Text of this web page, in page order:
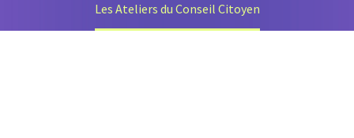
Les Ateliers du Conseil Citoyen